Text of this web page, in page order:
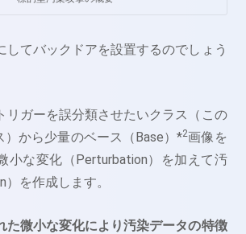
してバックドアを設置するのでしょう
リガーを誤分類させたいクラス（この
）から少量のベース（Base）*2画像を
小な変化（Perturbation）を加えて汚
を作成します。
た微小な変化により汚染データの特徴